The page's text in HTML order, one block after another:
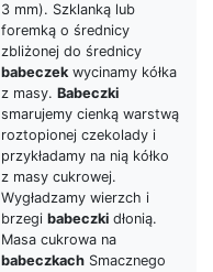
3 mm). Szklanką lub
foremką o średnicy
zbliżonej do średnicy
babeczekwycinamy kółka
z masy. Babeczki
smarujemy cienką warstwą
roztopionej czekolady i
przykładamy na nią kółko
z masy cukrowej.
Wygładzamy wierzch i
brzegi babeczki dłonią.
Masa cukrowa na
babeczkach Smacznego